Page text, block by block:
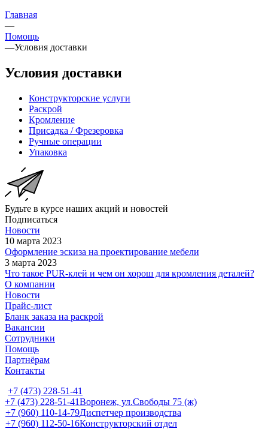
Главная
—
Помощь
—Условия доставки
Условия доставки
Конструкторские услуги
Раскрой
Кромление
Присадка / Фрезеровка
Ручные операции
Упаковка
Будьте в курсе наших акций и новостей
Подписаться
Новости
10 марта 2023
Оформление эскиза на проектирование мебели
3 марта 2023
Что такое PUR-клей и чем он хорош для кромления деталей?
О компании
Новости
Прайс-лист
Бланк заказа на раскрой
Вакансии
Сотрудники
Помощь
Партнёрам
Контакты
+7 (473) 228-51-41
+7 (473) 228-51-41Воронеж, ул.Свободы 75 (ж)
+7 (960) 110-14-79Диспетчер производства
+7 (960) 112-50-16Конструкторский отдел